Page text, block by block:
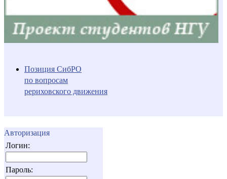
Позиция СибРО
по вопросам
рериховского движения
Авторизация
Логин:
Пароль: